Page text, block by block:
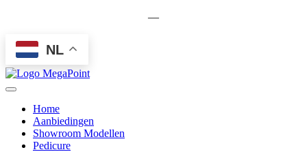
—
NL
Home
Aanbiedingen
Showroom Modellen
Pedicure